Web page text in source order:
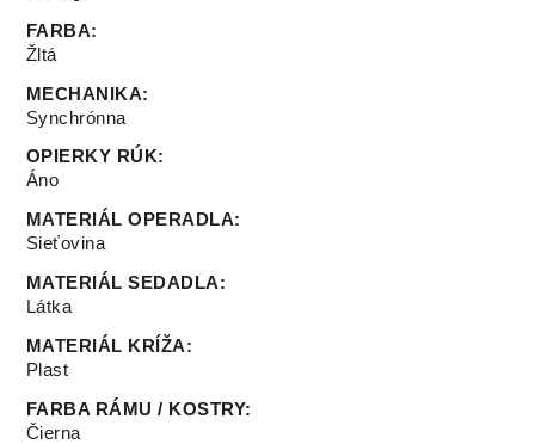
FARBA:
Žltá
MECHANIKA:
Synchrónna
OPIERKY RÚK:
Áno
MATERIÁL OPERADLA:
Sieťovina
MATERIÁL SEDADLA:
Látka
MATERIÁL KRÍŽA:
Plast
FARBA RÁMU / KOSTRY:
Čierna